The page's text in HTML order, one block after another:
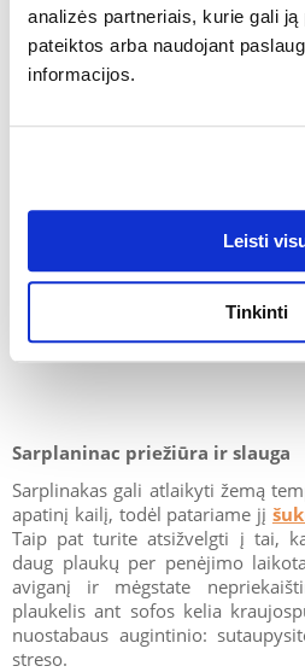
analizės partneriais, kurie gali
pateiktos arba naudojant
informacijos.
Leisti
Tinkinti
Be vidutinio fizinio krūvio,
komandų. Susitikimų metu labai
galite supakuoti į tokį patogų
vado, kuris atitinkamai vadovautų
Sarplaninac priežiūra ir slauga
Sarplinakas gali atlaikyti žemą
apatinį kailį, todėl patariame jį
Taip pat turite atsižvelgti į tai,
daug plaukų per penėjimo
aviganį ir mėgstate
plaukelis ant sofos kelia
nuostabaus augintinio:
streso.